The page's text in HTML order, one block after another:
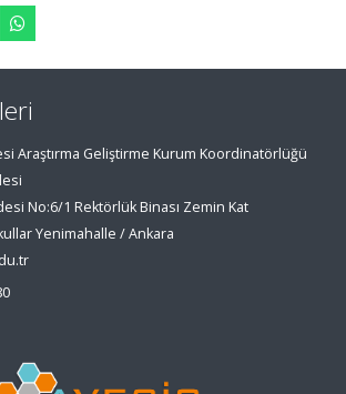
Araştırma Geliştirme Kurum Koordinatörlüğü
No:6/1 Rektörlük Binası Zemin Kat
Yenimahalle / Ankara